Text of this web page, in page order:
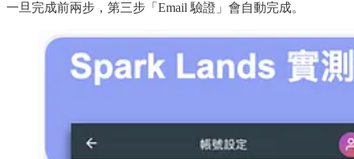
一旦完成前兩步，第三步「Email 驗證」會自動完成。